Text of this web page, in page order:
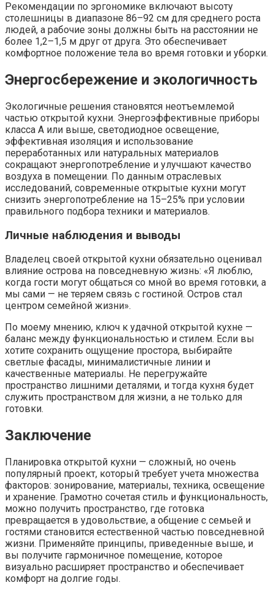
Рекомендации по эргономике включают высоту
столешницы в диапазоне 86–92 см для среднего роста
людей, а рабочие зоны должны быть на расстоянии не
более 1,2–1,5 м друг от друга. Это обеспечивает
комфортное положение тела во время готовки и уборки.
Энергосбережение и экологичность
Экологичные решения становятся неотъемлемой
частью открытой кухни. Энергоэффективные приборы
класса A или выше, светодиодное освещение,
эффективная изоляция и использование
переработанных или натуральных материалов
сокращают энергопотребление и улучшают качество
воздуха в помещении. По данным отраслевых
исследований, современные открытые кухни могут
снизить энергопотребление на 15–25% при условии
правильного подбора техники и материалов.
Личные наблюдения и выводы
Владелец своей открытой кухни обязательно оценивал
влияние острова на повседневную жизнь: «Я люблю,
когда гости могут общаться со мной во время готовки, а
мы сами — не теряем связь с гостиной. Остров стал
центром семейной жизни».
По моему мнению, ключ к удачной открытой кухне —
баланс между функциональностью и стилем. Если вы
хотите сохранить ощущение простора, выбирайте
светлые фасады, минималистичные линии и
качественные материалы. Не перегружайте
пространство лишними деталями, и тогда кухня будет
служить пространством для жизни, а не только для
готовки.
Заключение
Планировка открытой кухни — сложный, но очень
популярный проект, который требует учета множества
факторов: зонирование, материалы, техника, освещение
и хранение. Грамотно сочетая стиль и функциональность,
можно получить пространство, где готовка
превращается в удовольствие, а общение с семьей и
гостями становится естественной частью повседневной
жизни. Применяйте принципы, приведенные выше, и
вы получите гармоничное помещение, которое
визуально расширяет пространство и обеспечивает
комфорт на долгие годы.